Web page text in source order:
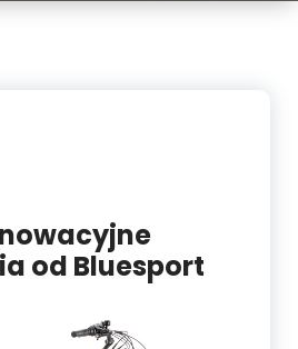
od Bluesport